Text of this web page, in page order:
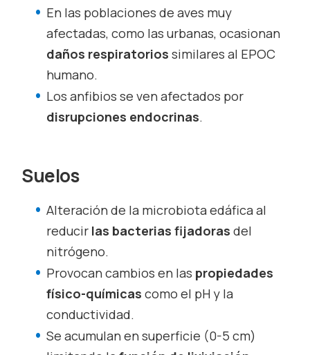
En las poblaciones de aves muy
afectadas, como las urbanas, ocasionan
daños respiratoriossimilares al EPOC
humano.
Los anfibios se ven afectados por
disrupciones endocrinas.
Suelos
Alteración de la microbiota edáfica al
reducir las bacterias fijadorasdel
nitrógeno.
Provocan cambios en las propiedades
físico-químicascomo el pH y la
conductividad.
Se acumulan en superficie (0-5 cm)